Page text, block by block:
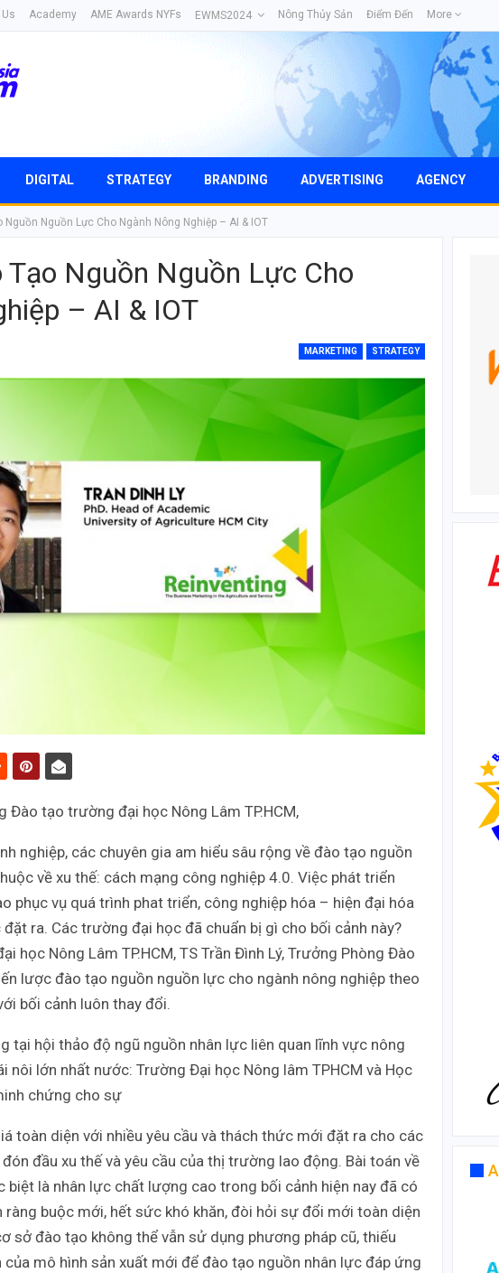
Academy AME Awards NYFs EWMS2024 Nông Thủy Sản Điểm Đến More
DIGITAL STRATEGY BRANDING ADVERTISING AGENCY
Nguồn Nguồn Lực Cho Ngành Nông Nghiệp – AI & IOT
Nguồn Nguồn Lực Cho
– AI & IOT
MARKETING STRATEGY
Đào tạo trường đại học Nông Lâm TP.HCM,
nghiệp, các chuyên gia am hiểu sâu rộng về đào tạo nguồn
về xu thế: cách mạng công nghiệp 4.0. Việc phát triển
phục vụ quá trình phat triển, công nghiệp hóa – hiện đại hóa
ra. Các trường đại học đã chuẩn bị gì cho bối cảnh này?
học Nông Lâm TP.HCM, TS Trần Đình Lý, Trưởng Phòng Đào
lược đào tạo nguồn nguồn lực cho ngành nông nghiệp theo
bối cảnh luôn thay đổi.
tại hội thảo độ ngũ nguồn nhân lực liên quan lĩnh vực nông
nôi lớn nhất nước: Trường Đại học Nông lâm TPHCM và Học
chứng cho sự
toàn diện với nhiều yêu cầu và thách thức mới đặt ra cho các
đầu xu thế và yêu cầu của thị trường lao động. Bài toán về
biệt là nhân lực chất lượng cao trong bối cảnh hiện nay đã có
buộc mới, hết sức khó khăn, đòi hỏi sự đổi mới toàn diện
sở đào tạo không thể vẫn sử dụng phương pháp cũ, thiếu
mô hình sản xuất mới để đào tạo nguồn nhân lực đáp ứng